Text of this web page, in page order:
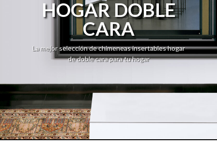
HOGAR DOBLE
CARA
La mejor selección de chimeneas insertables hogar
de doble cara para tu hogar